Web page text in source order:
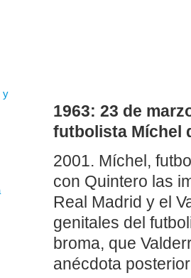
1963: 23 de
futbolista Míchel
2001. Míchel,
con Quintero las
Real Madrid y el
genitales del
broma, que
anécdota
y